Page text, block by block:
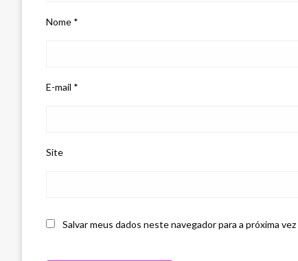
Nome *
E-mail *
Site
Salvar meus dados neste navegador para a próxima